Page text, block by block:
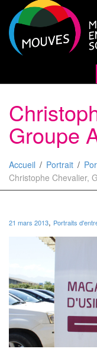
Groupe
Accueil Portrait
Christophe Chevalier,
21 mars 2013, Portraits